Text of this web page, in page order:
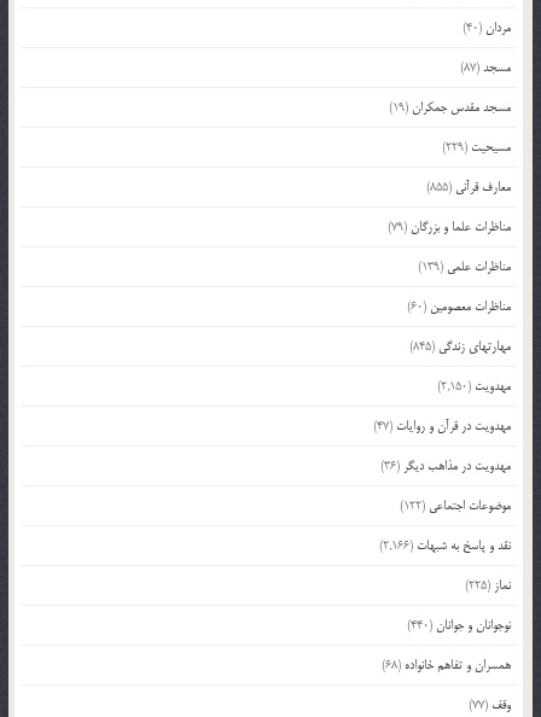
مردان(40)
مسجد(87)
مسجد مقدس جمکران(19)
مسیحیت (229)
معارف قرآنی (855)
مناظرات علما و بزرگان(79)
مناظرات علمی (139)
مناظرات معصومین (60)
مهارتهای زندگی (845)
مهدویت (2,150)
مهدویت در قرآن و روایات (47)
مهدویت در مذاهب دیگر (36)
موضوعات اجتماعی (122)
نقد و پاسخ به شبهات (2,166)
نماز (225)
نوجوانان و جوانان(440)
همسران و تفاهم خانواده (68)
وقف (77)